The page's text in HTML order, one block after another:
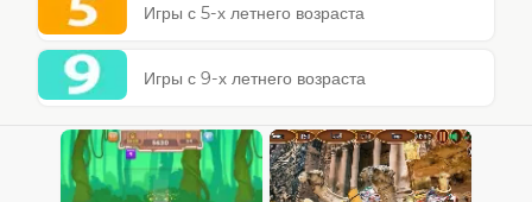
Игры с 5-х летнего возраста
Игры с 9-х летнего возраста